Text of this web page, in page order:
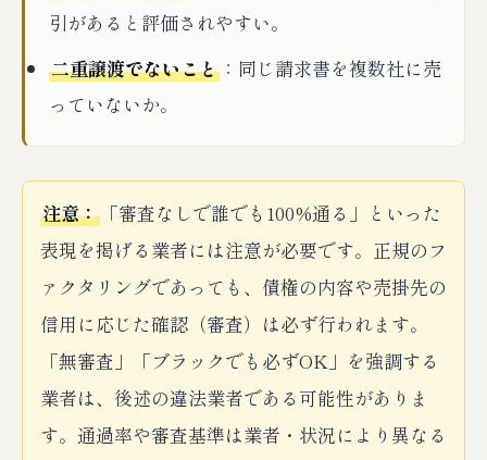
引があると評価されやすい。
二重譲渡でないこと ：同じ請求書を複数社に売
っていないか。
注意： 「審査なしで誰でも100%通る」といった
表現を掲げる業者には注意が必要です。正規のフ
ァクタリングであっても、債権の内容や売掛先の
信用に応じた確認（審査）は必ず行われます。
「無審査」「ブラックでも必ずOK」を強調する
業者は、後述の違法業者である可能性がありま
す。通過率や審査基準は業者・状況により異なる